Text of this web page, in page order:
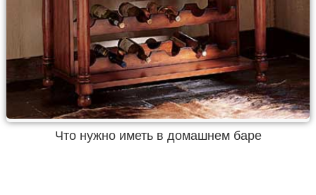
Что нужно иметь в домашнем баре